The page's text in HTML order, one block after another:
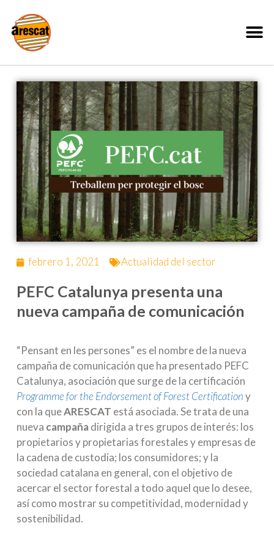
febrero 1, 2021 Actualidad del sector
PEFC Catalunya presenta una
nueva campaña de comunicación
“Pensant en les persones” es el nombre de la nueva
campaña de comunicación que ha presentado PEFC
Catalunya, asociación que surge de la certificación
Programme for the Endorsement of Forest Certificationy
con la queARESCAT está asociada. Se trata de una
nueva campaña dirigida a tres grupos de interés: los
propietarios y propietarias forestales y empresas de
la cadena de custodia; los consumidores; y la
sociedad catalana en general, con el objetivo de
acercar el sector forestal a todo aquel que lo desee,
así como mostrar su competitividad, modernidad y
sostenibilidad.